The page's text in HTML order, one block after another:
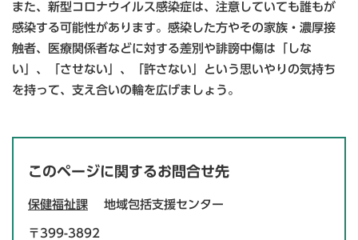
また、新型コロナウイルス感染症は、注意していても誰もが
感染する可能性があります。感染した方やその家族・濃厚接
触者、医療関係者などに対する差別や誹謗中傷は「しな
い」、「させない」、「許さない」という思いやりの気持ち
を持って、支え合いの輪を広げましょう。
このページに関するお問合せ先
保健福祉課 地域包括支援センター
〒399-3892